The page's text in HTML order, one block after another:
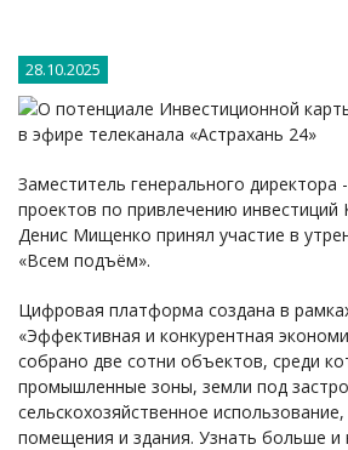
28.10.2025
Заместитель генерального директора
проектов по привлечению инвестиций
Денис Мищенко принял участие в
«Всем подъём».
Цифровая платформа создана в
«Эффективная и конкурентная
собрано две сотни объектов, среди
промышленные зоны, земли под
сельскохозяйственное
помещения и здания. Узнать больше и